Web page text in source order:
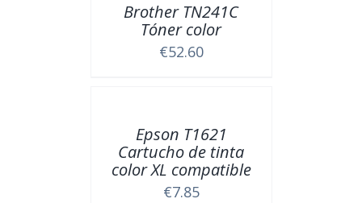
Brother TN241C
Tóner color
€52.60
Epson T1621
Cartucho de tinta
color XL compatible
€7.85